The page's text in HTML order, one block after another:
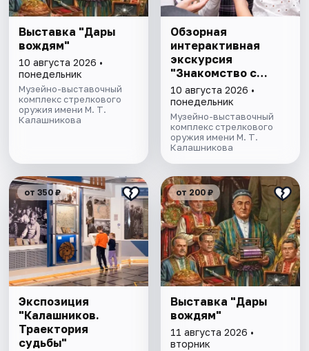
Выставка "Дары
вождям"
10 августа 2026 •
понедельник
Музейно-выставочный
комплекс стрелкового
оружия имени М. Т.
Калашникова
Обзорная
интерактивная
экскурсия
"Знакомство с
музеем"
10 августа 2026 •
понедельник
Музейно-выставочный
комплекс стрелкового
оружия имени М. Т.
Калашникова
от 350 ₽
Экспозиция
"Калашников.
Траектория
судьбы"
от 200 ₽
Выставка "Дары
вождям"
11 августа 2026 •
вторник